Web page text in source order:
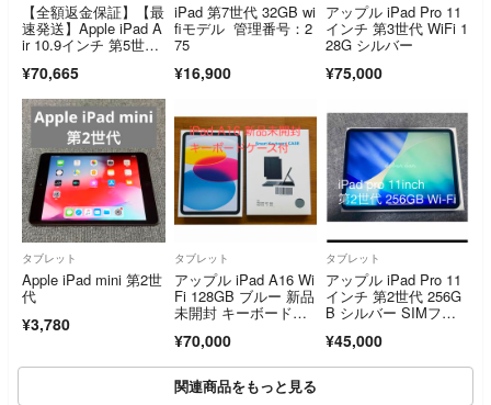
【全額返金保証】【最
速発送】Apple iPad A
ir 10.9インチ 第5世
レイ Wi-Fi 美品 動作
確認済
¥70,665
iPad 第7世代 32GB wi
fiモデル 管理番号：2
75
¥16,900
アップル iPad Pro 11
インチ 第3世代 WiFi 1
28G シルバー
¥75,000
タブレット
Apple iPad mini 第2世
代
¥3,780
タブレット
アップル iPad A16 Wi
Fi 128GB ブルー 新品
未開封 キーボードケ
¥70,000
タブレット
アップル iPad Pro 11
インチ 第2世代 256G
B シルバー SIMフリ
¥45,000
関連商品をもっと見る